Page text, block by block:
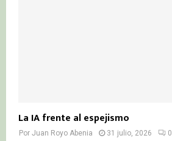
La IA frente al espejismo
Por Juan Royo Abenia 31 julio, 2026 0